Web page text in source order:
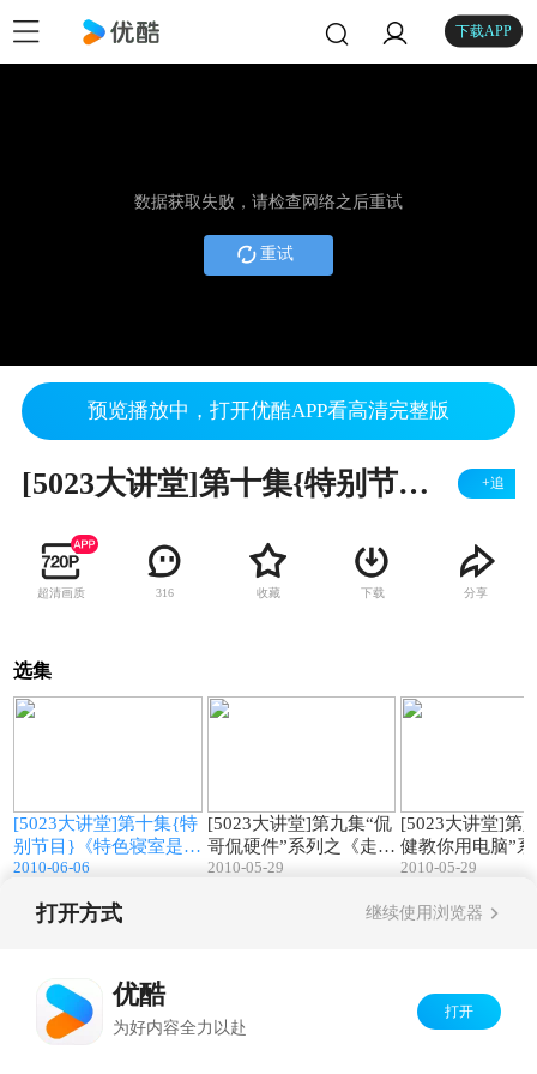
下载APP
数据获取失败，请检查网络之后重试
重试
预览播放中，打开优酷APP看高清完整版
[5023大讲堂]第十集{特别节目}《特色寝室是怎样炼成的》 +追
超清画质 316 收藏 下载 分享
选集
[5023大讲堂]第十集{特
别节目}《特色寝室是怎
样炼成的》
2010-06-06
[5023大讲堂]第九集“侃
哥侃硬件”系列之《走入
电脑机箱》
2010-05-29
[5023大讲堂]第
健教你用电脑”
《Office使用技
2010-05-29
打开方式 继续使用浏览器
优酷
为好内容全力以赴
打开